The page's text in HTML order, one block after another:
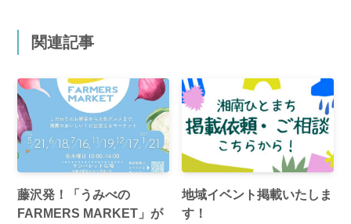
関連記事
藤沢発！「うみべの
FARMERS MARKET」が
地域イベント掲載いたしま
す！